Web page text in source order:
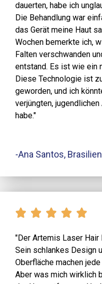
dauerten, habe ich
Die Behandlung war
das Gerät meine Haut
Wochen bemerkte ich,
Falten verschwanden
entstand. Es ist wie ein
Diese Technologie ist
geworden, und ich
verjüngten,
habe."
-Ana Santos, Brasilien
"Der Artemis Laser
Sein schlankes Design
Oberfläche machen
Aber was mich wirklich